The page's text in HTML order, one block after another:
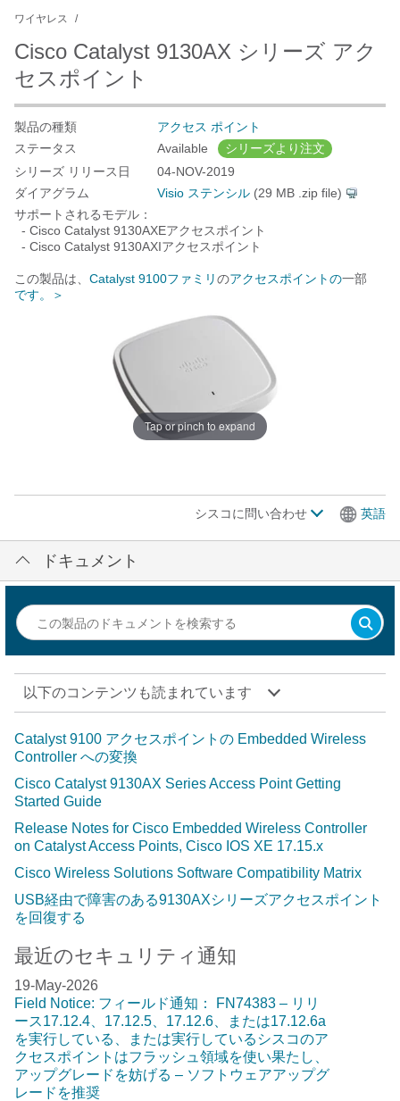
ワイヤレス
Cisco Catalyst 9130AX シリーズ アク
セスポイント
製品の種類
アクセス ポイント
ステータス
Available
シリーズより注文
シリーズ リリース日
04-NOV-2019
ダイアグラム
Visio ステンシル (29 MB .zip file)
サポートされるモデル：
- Cisco Catalyst 9130AXEアクセスポイント
- Cisco Catalyst 9130AXIアクセスポイント
この製品は、 Catalyst 9100ファミリのアクセスポイントの一部
です。
＞
Tap or pinch to expand
シスコに問い合わせ 英語
ドキュメント
以下のコンテンツも読まれています
Catalyst 9100 アクセスポイントの Embedded Wireless
Controller への変換
Cisco Catalyst 9130AX Series Access Point Getting
Started Guide
Release Notes for Cisco Embedded Wireless Controller
on Catalyst Access Points, Cisco IOS XE 17.15.x
Cisco Wireless Solutions Software Compatibility Matrix
USB経由で障害のある9130AXシリーズアクセスポイント
を回復する
最近のセキュリティ通知
19-May-2026
Field Notice: フィールド通知： FN74383 – リリ
ース17.12.4、17.12.5、17.12.6、または17.12.6a
を実行している、または実行しているシスコのア
クセスポイントはフラッシュ領域を使い果たし、
アップグレードを妨げる – ソフトウェアアップグ
レードを推奨